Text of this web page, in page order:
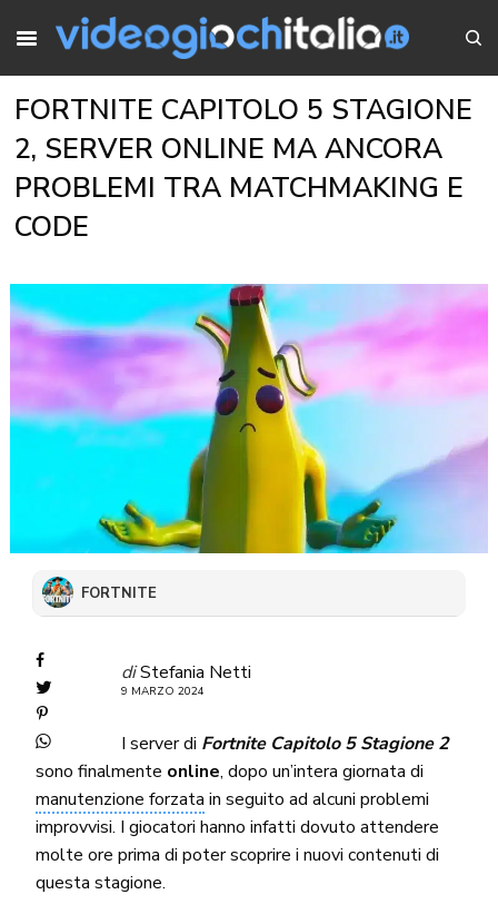
FORTNITE CAPITOLO 5 STAGIONE
2, SERVER ONLINE MA ANCORA
PROBLEMI TRA MATCHMAKING E
CODE
FORTNITE
diStefania Netti
9 MARZO 2024
I server di Fortnite Capitolo 5 Stagione 2
sono finalmente online, dopo un’intera giornata di
manutenzione forzata in seguito ad alcuni problemi
improvvisi. I giocatori hanno infatti dovuto attendere
molte ore prima di poter scoprire i nuovi contenuti di
questa stagione.